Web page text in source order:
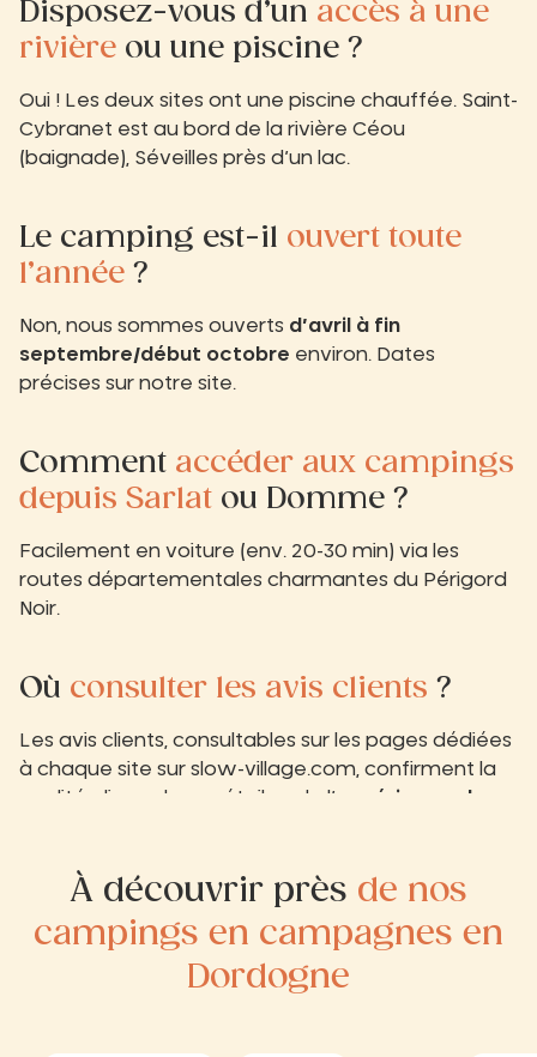
Disposez-vous d’un accès à une
rivière ou une piscine ?
Oui ! Les deux sites ont une piscine chauffée. Saint-
Cybranet est au bord de la rivière Céou
(baignade), Séveilles près d’un lac.
Le camping est-il ouvert toute
l’année ?
Non, nous sommes ouverts d’avril à fin
septembre/début octobre environ. Dates
précises sur notre site.
Comment accéder aux campings
depuis Sarlat ou Domme ?
Facilement en voiture (env. 20-30 min) via les
routes départementales charmantes du Périgord
Noir.
Où consulter les avis clients ?
Les avis clients, consultables sur les pages dédiées
à chaque site sur slow-village.com, confirment la
qualité, digne de ses étoiles, de l’ expérience slow
À découvrir près de nos
campings en campagnes en
Dordogne